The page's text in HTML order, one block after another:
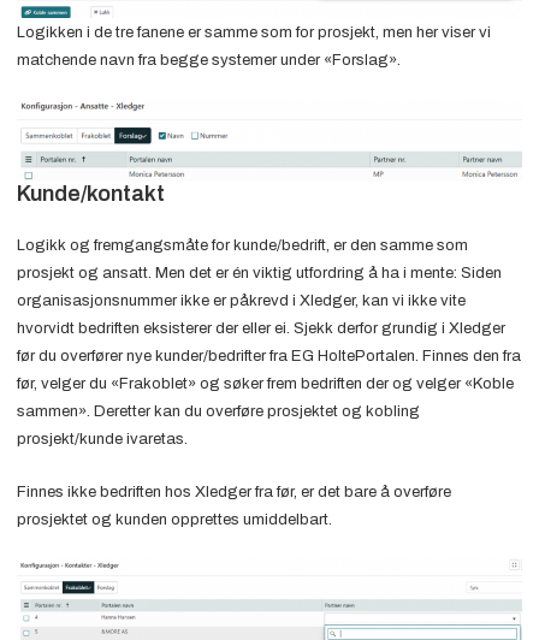
Logikken i de tre fanene er samme som for prosjekt, men her viser vi
matchende navn fra begge systemer under «Forslag».
Kunde/kontakt
Logikk og fremgangsmåte for kunde/bedrift, er den samme som
prosjekt og ansatt. Men det er én viktig utfordring å ha i mente: Siden
organisasjonsnummer ikke er påkrevd i Xledger, kan vi ikke vite
hvorvidt bedriften eksisterer der eller ei. Sjekk derfor grundig i Xledger
før du overfører nye kunder/bedrifter fra EG HoltePortalen. Finnes den fra
før, velger du «Frakoblet» og søker frem bedriften der og velger «Koble
sammen». Deretter kan du overføre prosjektet og kobling
prosjekt/kunde ivaretas.
Finnes ikke bedriften hos Xledger fra før, er det bare å overføre
prosjektet og kunden opprettes umiddelbart.